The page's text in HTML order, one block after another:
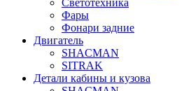
Светотехника
Фары
Фонари задние
Двигатель
SHACMAN
SITRAK
Детали кабины и кузова